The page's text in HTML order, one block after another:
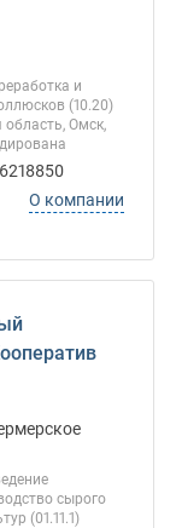
и
(10.20)
область, Омск,
О компании
сырого
(01.11.1)